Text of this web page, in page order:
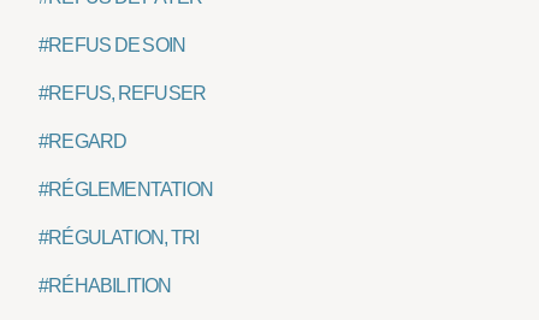
#REFUS DE SOIN
#REFUS, REFUSER
#REGARD
#RÉGLEMENTATION
#RÉGULATION, TRI
#RÉHABILITION